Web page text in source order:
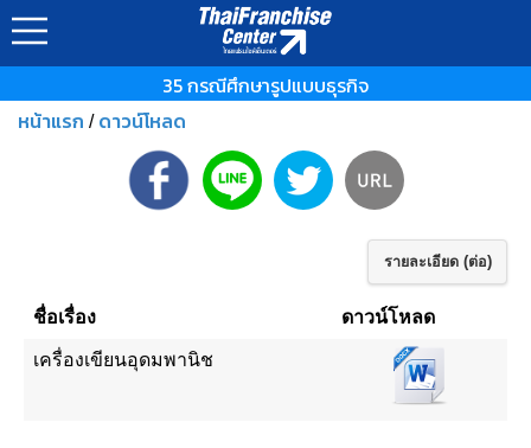
35 กรณีศึกษารูปแบบธุรกิจ
หน้าแรก / ดาวน์โหลด
รายละเอียด (ต่อ)
ชื่อเรื่อง ดาวน์โหลด
เครื่องเขียนอุดมพานิช